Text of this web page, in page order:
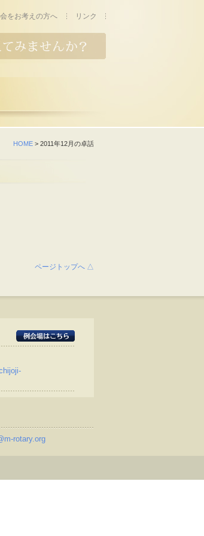
をお考えの方へ リンク
HOME> 2011年12月の卓話
ページトップへ △
rotary.org